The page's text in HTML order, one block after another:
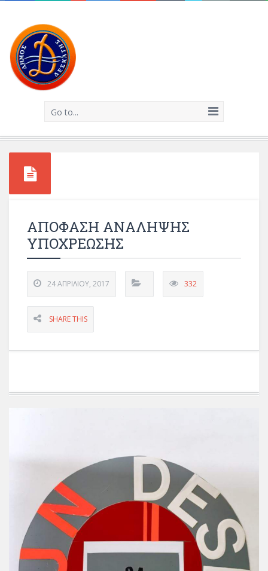
Go to...
ΑΠΟΦΑΣΗ ΑΝΑΛΗΨΗΣ
ΥΠΟΧΡΕΩΣΗΣ
24 ΑΠΡΙΛΊΟΥ, 2017 332
SHARE THIS